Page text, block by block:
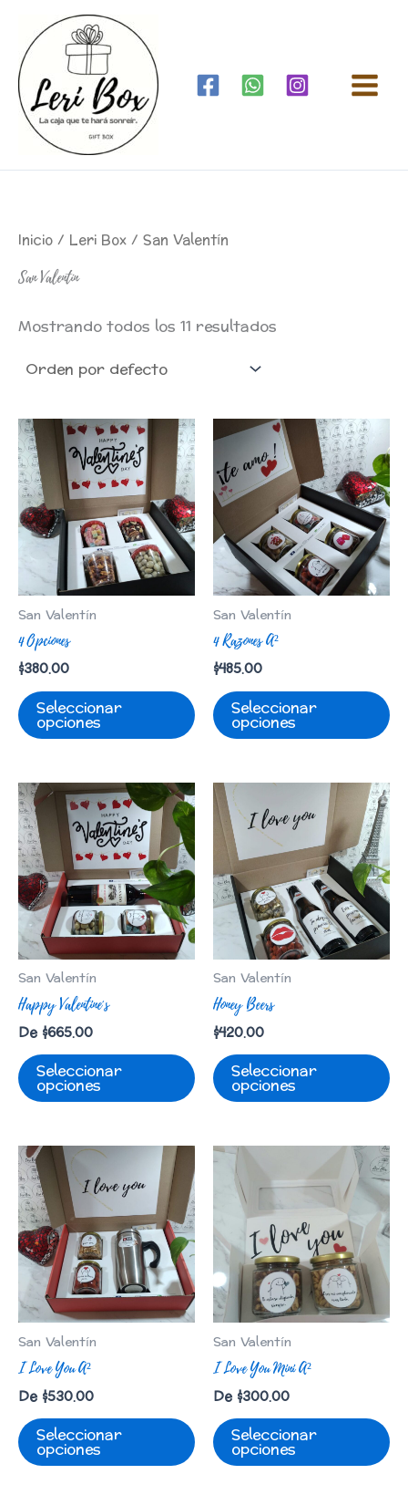
contenido
Inicio/ Leri Box/ San Valentín
San Valentín
Mostrando todos los 11 resultados
San Valentín
4 Opciones
$380.00
Seleccionar
opciones
San Valentín
4 Razones A²
$485.00
Seleccionar
opciones
San Valentín
Happy Valentine´s
De$665.00
Seleccionar
opciones
San Valentín
Honey Beers
$420.00
Seleccionar
opciones
San Valentín
I Love You A²
De$530.00
Seleccionar
opciones
San Valentín
I Love You Mini A²
De$300.00
Seleccionar
opciones